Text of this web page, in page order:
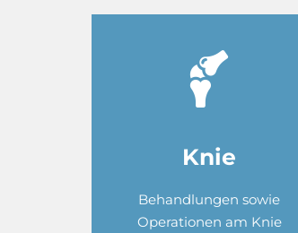
Knie
Behandlungen sowie
Operationen am Knie